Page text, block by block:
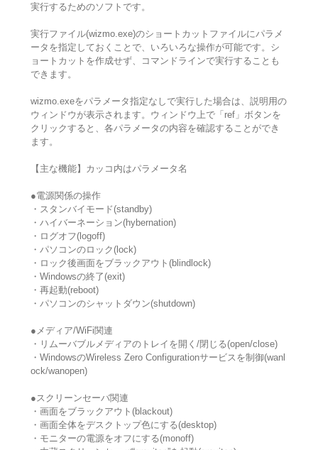
実行するためのソフトです。
実行ファイル(wizmo.exe)のショートカットファイルにパラメ
ータを指定しておくことで、いろいろな操作が可能です。シ
ョートカットを作成せず、コマンドラインで実行することも
できます。
wizmo.exeをパラメータ指定なしで実行した場合は、説明用の
ウィンドウが表示されます。ウィンドウ上で「ref」ボタンを
クリックすると、各パラメータの内容を確認することができ
ます。
【主な機能】カッコ内はパラメータ名
●電源関係の操作
・スタンバイモード(standby)
・ハイバーネーション(hybernation)
・ログオフ(logoff)
・パソコンのロック(lock)
・ロック後画面をブラックアウト(blindlock)
・Windowsの終了(exit)
・再起動(reboot)
・パソコンのシャットダウン(shutdown)
●メディア/WiFi関連
・リムーバブルメディアのトレイを開く/閉じる(open/close)
・WindowsのWireless Zero Configurationサービスを制御(wanl
ock/wanopen)
●スクリーンセーバ関連
・画面をブラックアウト(blackout)
・画面全体をデスクトップ色にする(desktop)
・モニターの電源をオフにする(monoff)